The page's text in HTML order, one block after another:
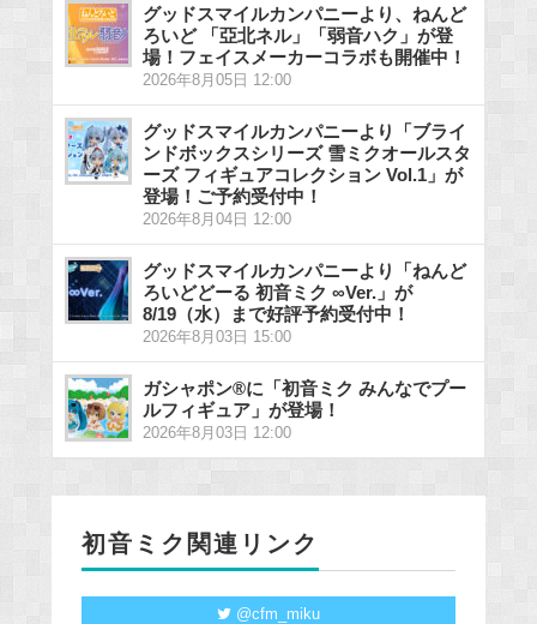
グッドスマイルカンパニーより、ねんど
ろいど 「亞北ネル」「弱音ハク」が登
場！フェイスメーカーコラボも開催中！
2026年8月05日 12:00
グッドスマイルカンパニーより「ブライ
ンドボックスシリーズ 雪ミクオールスタ
ーズ フィギュアコレクション Vol.1」が
登場！ご予約受付中！
2026年8月04日 12:00
グッドスマイルカンパニーより「ねんど
ろいどどーる 初音ミク ∞Ver.」が
8/19（水）まで好評予約受付中！
2026年8月03日 15:00
ガシャポン®に「初音ミク みんなでプー
ルフィギュア」が登場！
2026年8月03日 12:00
初音ミク関連リンク
@cfm_miku